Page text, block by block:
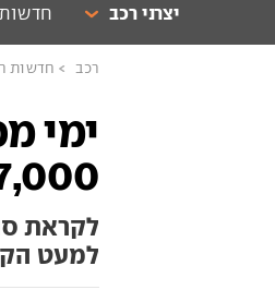
יצרני רכב
רכב חדשות
ימי
7,000
לקראת
למעט